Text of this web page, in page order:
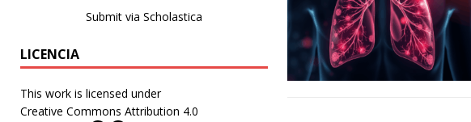
Submit via Scholastica
LICENCIA
This work is licensed under
Creative Commons Attribution 4.0